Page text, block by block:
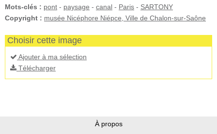
Mots-clés : pont - paysage - canal - Paris - SARTONY
Copyright : musée Nicéphore Niépce, Ville de Chalon-sur-Saône
Choisir cette image
Ajouter à ma sélection
Télécharger
À propos